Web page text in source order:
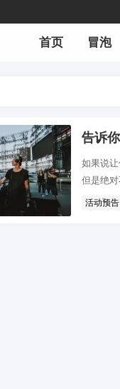
首页 冒泡
告诉
如果说
但是绝
活动预告